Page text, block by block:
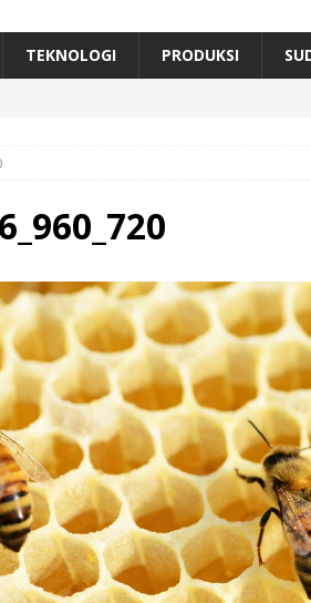
Mikroalga Prof Astri Rinanti dari Universitas Trisakti
TEKNOLOGI PRODUKSI